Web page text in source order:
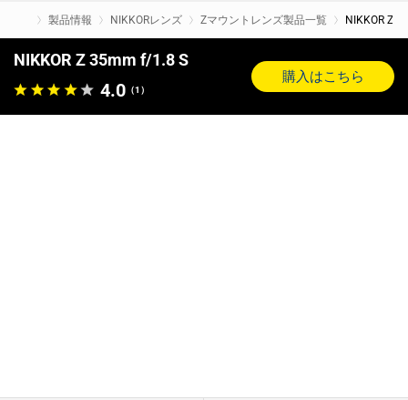
製品情報 NIKKORレンズ Zマウントレンズ製品一覧 NIKKOR Z
NIKKOR Z 35mm f/1.8 S
4.0 （1）
購入はこちら